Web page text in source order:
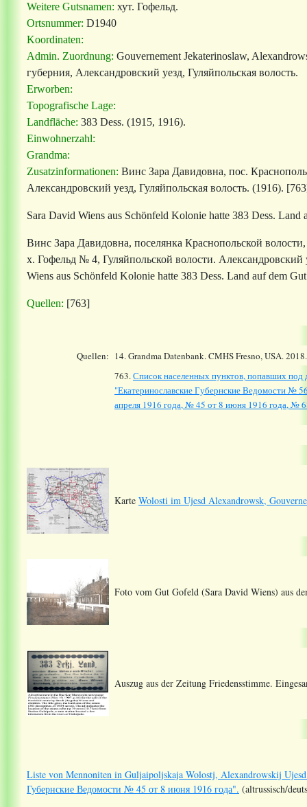
Weitere Gutsnamen: хут. Гофельд.
Ortsnummer: D1940
Koordinaten:
Admin. Zuordnung: Gouvernement Jekaterinoslaw,
губерния, Александровский уезд, Гуляйпольская волость.
Erworben:
Topografische Lage:
Landfläche: 383 Dess. (1915, 1916).
Einwohnerzahl:
Grandma:
Zusatzinformationen: Винс Зара Давидовна, пос.
Александровский уезд, Гуляйпольская волость. (1916).
Sara David Wiens aus Schönfeld Kolonie hatte 383 Dess. Land
Винс Зара Давидовна, поселянка Краснопольской
х. Гофельд № 4, Гуляйпольской волости. Александровский
Wiens aus Schönfeld Kolonie hatte 383 Dess. Land auf dem
Quellen: [763]
Quellen: 14.Grandma Datenbank. CMHS Fresno, USA.
763.Список населенных пунктов, попавших под
"Екатеринославские Губернские Ведомости №
апреля 1916 года, № 45 от 8 июня 1916 года, №
Karte Wolosti im Ujesd Alexandrowsk,
Foto vom Gut Gofeld (Sara David Wiens) aus
Auszug aus der Zeitung Friedensstimme.
Liste von Mennoniten in Guljaipoljskaja Wolostj, Alexandrowskij
Губернские Ведомости № 45 от 8 июня 1916 года". (altrussisch/